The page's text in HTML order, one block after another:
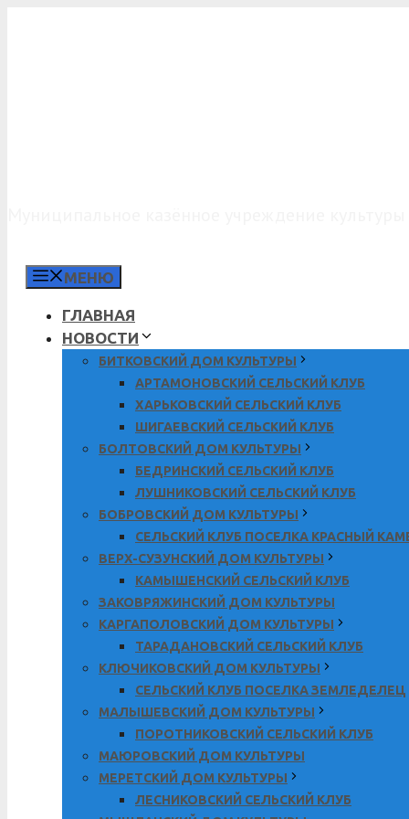
МЕНЮ
ГЛАВНАЯ
НОВОСТИ
БИТКОВСКИЙ ДОМ КУЛЬТУРЫ
АРТАМОНОВСКИЙ СЕЛЬСКИЙ КЛУБ
ХАРЬКОВСКИЙ СЕЛЬСКИЙ КЛУБ
ШИГАЕВСКИЙ СЕЛЬСКИЙ КЛУБ
БОЛТОВСКИЙ ДОМ КУЛЬТУРЫ
БЕДРИНСКИЙ СЕЛЬСКИЙ КЛУБ
ЛУШНИКОВСКИЙ СЕЛЬСКИЙ КЛУБ
БОБРОВСКИЙ ДОМ КУЛЬТУРЫ
СЕЛЬСКИЙ КЛУБ ПОСЕЛКА КРАСНЫЙ
ВЕРХ-СУЗУНСКИЙ ДОМ КУЛЬТУРЫ
КАМЫШЕНСКИЙ СЕЛЬСКИЙ КЛУБ
ЗАКОВРЯЖИНСКИЙ ДОМ КУЛЬТУРЫ
КАРГАПОЛОВСКИЙ ДОМ КУЛЬТУРЫ
ТАРАДАНОВСКИЙ СЕЛЬСКИЙ КЛУБ
КЛЮЧИКОВСКИЙ ДОМ КУЛЬТУРЫ
СЕЛЬСКИЙ КЛУБ ПОСЕЛКА ЗЕМЛЕДЕЛЕЦ
МАЛЫШЕВСКИЙ ДОМ КУЛЬТУРЫ
ПОРОТНИКОВСКИЙ СЕЛЬСКИЙ КЛУБ
МАЮРОВСКИЙ ДОМ КУЛЬТУРЫ
МЕРЕТСКИЙ ДОМ КУЛЬТУРЫ
ЛЕСНИКОВСКИЙ СЕЛЬСКИЙ КЛУБ